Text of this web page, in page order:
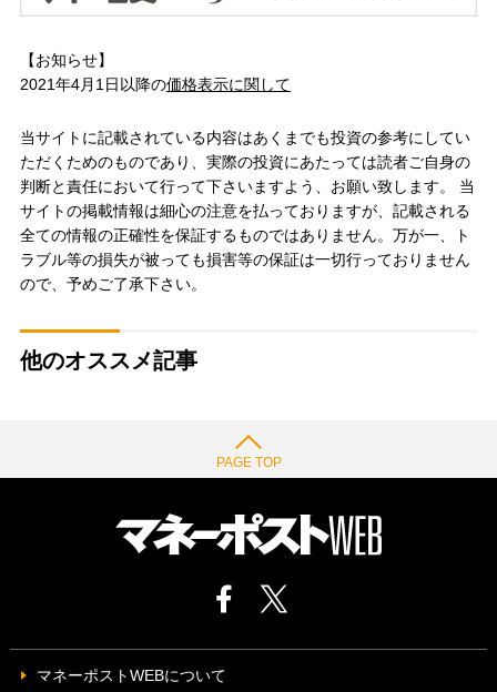
【お知らせ】
2021年4月1日以降の価格表示に関して
当サイトに記載されている内容はあくまでも投資の参考にしてい
ただくためのものであり、実際の投資にあたっては読者ご自身の
判断と責任において行って下さいますよう、お願い致します。 当
サイトの掲載情報は細心の注意を払っておりますが、記載される
全ての情報の正確性を保証するものではありません。万が一、ト
ラブル等の損失が被っても損害等の保証は一切行っておりません
ので、予めご了承下さい。
他のオススメ記事
PAGE TOP
マネーポストWEBについて